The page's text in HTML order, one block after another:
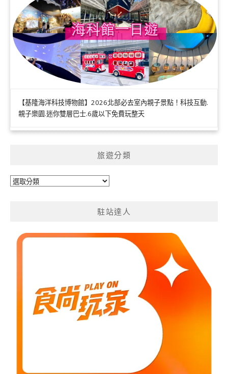
【基隆海洋科技博物館】2026北部必去室內親子景點！科技互動.
親子樂園.迷你雙層巴士.6歲以下免費玩整天
旅遊分類
旅
駐站達人